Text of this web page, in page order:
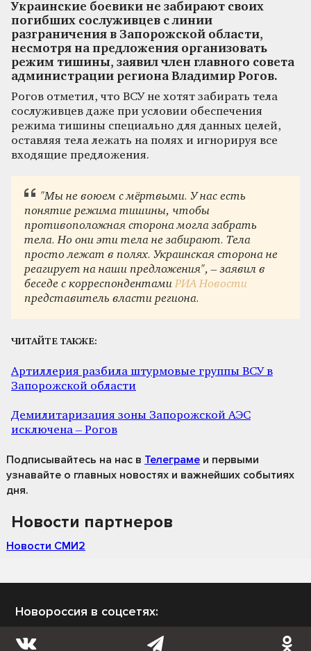
Украинские боевики не забирают своих
погибших сослуживцев с линии
разграничения в Запорожской области,
несмотря на предложения организовать
режим тишины, заявил член главного совета
администрации региона Владимир Рогов.
Рогов отметил, что ВСУ не хотят забирать тела
сослуживцев даже при условии обеспечения
режима тишины специально для данных целей,
оставляя тела лежать на полях и игнорируя все
входящие предложения.
"Мы не воюем с мёртвыми. У нас есть
понятие режима тишины, чтобы
противоположная сторона могла забрать
тела. Но они эти тела не забирают. Тела
просто лежат в полях. Украинская сторона не
реагирует на наши предложения", – заявил в
беседе с корреспондентамиРИА Новости
представитель власти региона.
ЧИТАЙТЕ ТАКЖЕ:
Артиллерия разбила штурмовые группы ВСУ в
Запорожской области
Демилитаризация зоны Запорожской АЭС
исключена – Рогов
Подписывайтесь на нас в Телеграме и первыми
узнавайте о главных новостях и важнейших событиях
дня.
Новости партнеров
Новости СМИ2
Новороссия в соцсетях: